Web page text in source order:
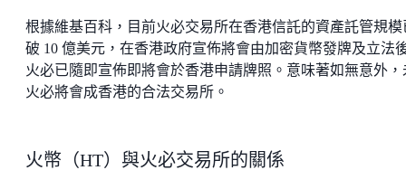
根據維基百科，目前火必交易所在香港信託的資產託管規模
破 10 億美元，在香港政府宣佈將會由加密貨幣發牌及立法
火必已隨即宣佈即將會於香港申請牌照。意味著如無意外，
火必將會成香港的合法交易所。
火幣（HT）與火必交易所的關係